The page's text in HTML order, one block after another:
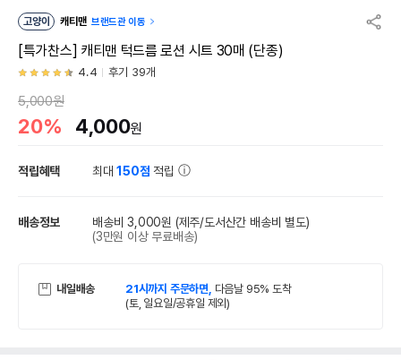
고양이 캐티맨 브랜드관 이동
[특가찬스] 캐티맨 턱드름 로션 시트 30매 (단종)
4.4 후기 39개
5,000원
20% 4,000원
적립혜택 최대150점 적립
배송정보 배송비 3,000원 (제주/도서산간 배송비 별도)
(3만원 이상 무료배송)
내일배송 21시까지 주문하면, 다음날 95% 도착
(토, 일요일/공휴일 제외)